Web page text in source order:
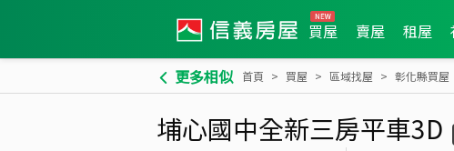
買屋 賣屋 租屋
更多相似 首頁 買屋 區域找屋 彰化縣買屋
埔心國中全新三房平車3D